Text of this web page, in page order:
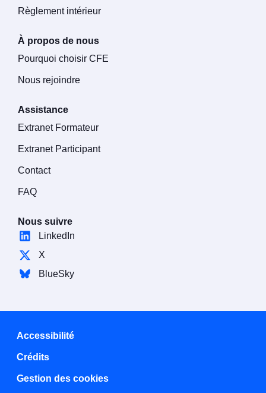
Règlement intérieur
À propos de nous
Pourquoi choisir CFE
Nous rejoindre
Assistance
Extranet Formateur
Extranet Participant
Contact
FAQ
Nous suivre
LinkedIn
X
BlueSky
Accessibilité
Crédits
Gestion des cookies